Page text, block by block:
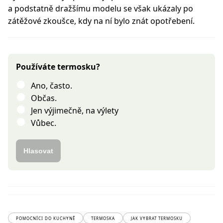
a podstatně dražšímu modelu se však ukázaly po
zátěžové zkoušce, kdy na ní bylo znát opotřebení.
Používáte termosku?
Ano, často.
Občas.
Jen výjimečně, na výlety
Vůbec.
Hlasovat
POMOCNÍCI DO KUCHYNĚ TERMOSKA JAK VYBRAT TERMOSKU